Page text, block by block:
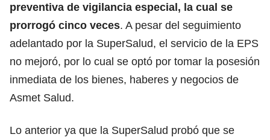
preventiva de vigilancia especial, la cual se
prorrogó cinco veces. A pesar del seguimiento
adelantado por la SuperSalud, el servicio de la EPS
no mejoró, por lo cual se optó por tomar la posesión
inmediata de los bienes, haberes y negocios de
Asmet Salud.
Lo anterior ya que la SuperSalud probó que se